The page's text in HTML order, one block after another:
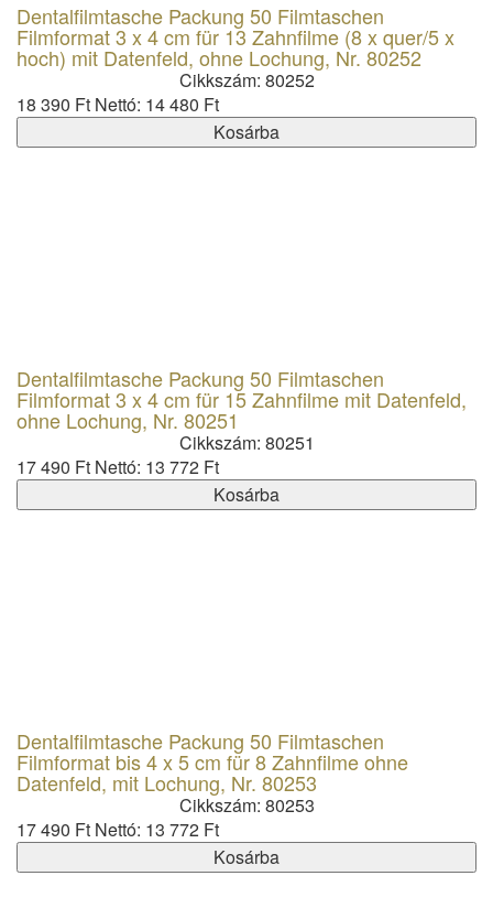
Dentalfilmtasche Packung 50 Filmtaschen
Filmformat 3 x 4 cm für 13 Zahnfilme (8 x quer/5 x
hoch) mit Datenfeld, ohne Lochung, Nr. 80252
Cikkszám: 80252
18 390 Ft Nettó: 14 480 Ft
Kosárba
Dentalfilmtasche Packung 50 Filmtaschen
Filmformat 3 x 4 cm für 15 Zahnfilme mit Datenfeld,
ohne Lochung, Nr. 80251
Cikkszám: 80251
17 490 Ft Nettó: 13 772 Ft
Kosárba
Dentalfilmtasche Packung 50 Filmtaschen
Filmformat bis 4 x 5 cm für 8 Zahnfilme ohne
Datenfeld, mit Lochung, Nr. 80253
Cikkszám: 80253
17 490 Ft Nettó: 13 772 Ft
Kosárba